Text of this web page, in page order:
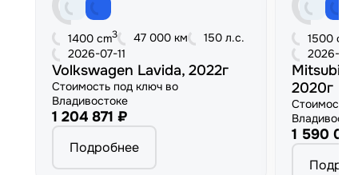
1400 cm3 47 000 км
150 л.с.
2026-07-11
Volkswagen Lavida, 2022г
Стоимость под ключ во
Владивостоке
1 204 871 ₽
Подробнее
1500 cm
2026-
2020г
Стоимость
1 590